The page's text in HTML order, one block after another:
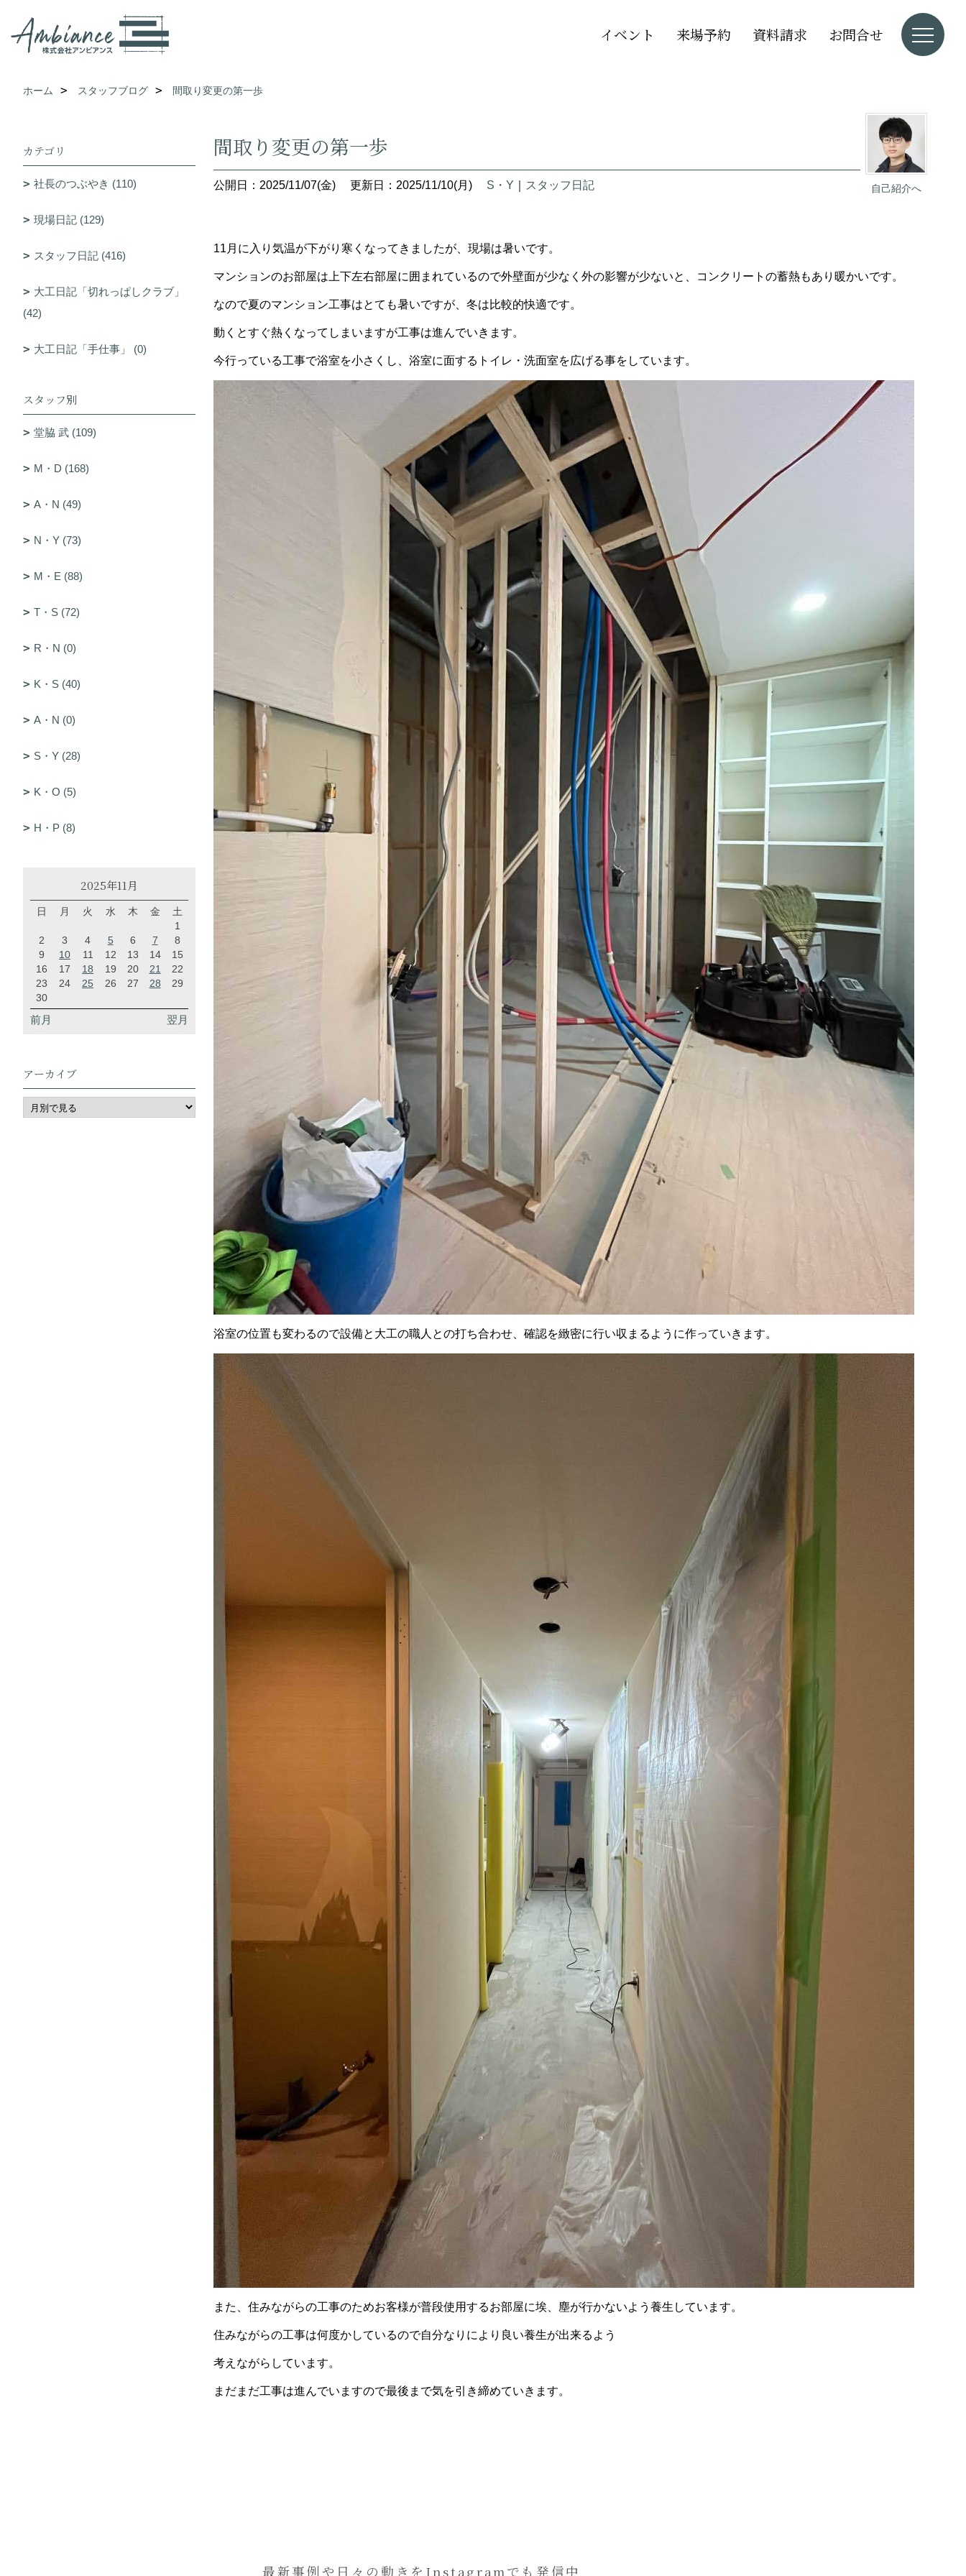
イベント 来場予約 資料請求 お問合せ
ホーム スタッフブログ 間取り変更の第一歩
自己紹介へ
間取り変更の第一歩
公開日：2025/11/07(金) 更新日：2025/11/10(月) S・Y スタッフ日記
11月に入り気温が下がり寒くなってきましたが、現場は暑いです。
マンションのお部屋は上下左右部屋に囲まれているので外壁面が少なく外の影響が少ないと、コンクリートの蓄熱もあり暖かいです。
なので夏のマンション工事はとても暑いですが、冬は比較的快適です。
動くとすぐ熱くなってしまいますが工事は進んでいきます。
今行っている工事で浴室を小さくし、浴室に面するトイレ・洗面室を広げる事をしています。
浴室の位置も変わるので設備と大工の職人との打ち合わせ、確認を緻密に行い収まるように作っていきます。
また、住みながらの工事のためお客様が普段使用するお部屋に埃、塵が行かないよう養生しています。
住みながらの工事は何度かしているので自分なりにより良い養生が出来るよう
考えながらしています。
まだまだ工事は進んでいますので最後まで気を引き締めていきます。
最新事例や日々の動きをInstagramでも発信中
カテゴリ
社長のつぶやき (110)
現場日記 (129)
スタッフ日記 (416)
大工日記「切れっぱしクラブ」
(42)
大工日記「手仕事」 (0)
スタッフ別
堂脇 武 (109)
M・D (168)
A・N (49)
N・Y (73)
M・E (88)
T・S (72)
R・N (0)
K・S (40)
A・N (0)
S・Y (28)
K・O (5)
H・P (8)
2025年11月
日 月 火 水 木 金
土
1
2
3 4 5 6 7
8
9
10 11 12 13 14
15
16
17 18 19 20 21
22
23
24 25 26 27 28
29
30
前月 翌月
アーカイブ